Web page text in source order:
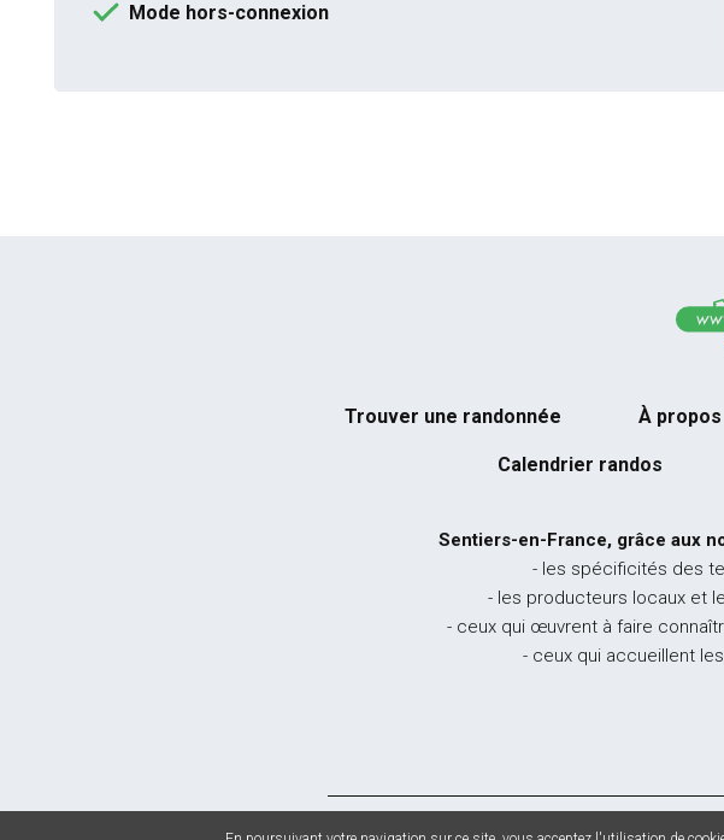
Mode hors-connexion
Trouver une randonnée À propos
Calendrier randos
Sentiers-en-France, grâce aux
- les spécificités des
- les producteurs locaux et
- ceux qui œuvrent à faire
- ceux qui accueillent
© 2026 Sentiers en France - Tous droits